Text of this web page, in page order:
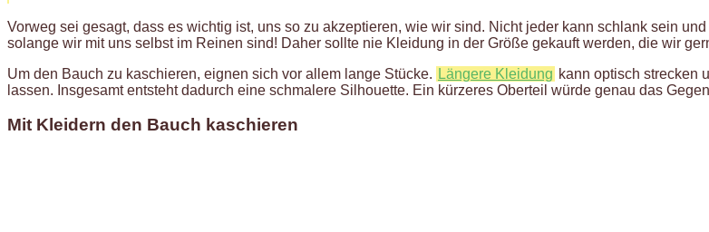
Vorweg sei gesagt, dass es wichtig ist, uns so zu akzeptieren, wie wir sind. Nicht jeder kann schlank sein
solange wir mit uns selbst im Reinen sind! Daher sollte nie Kleidung in der Größe gekauft werden, die wir
Um den Bauch zu kaschieren, eignen sich vor allem lange Stücke. Längere Kleidung kann optisch strecken
lassen. Insgesamt entsteht dadurch eine schmalere Silhouette. Ein kürzeres Oberteil würde genau das
Mit Kleidern den Bauch kaschieren